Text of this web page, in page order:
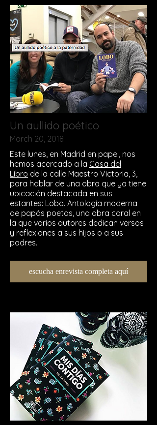
Un aullido poético
March 20, 2018
Este lunes, en Madrid en papel, nos
hemos acercado a la Casa del
Libro de la calle Maestro Victoria, 3,
para hablar de una obra que ya tiene
ubicación destacada en sus
estantes: Lobo. Antología moderna
de papás poetas, una obra coral en
la que varios autores dedican versos
y reflexiones a sus hijos o a sus
padres.
escucha enrevista completa aquí